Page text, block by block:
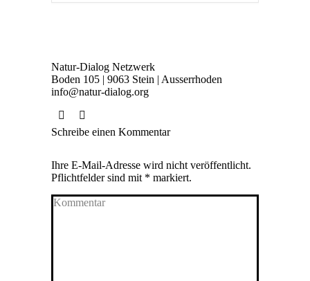
Natur-Dialog Netzwerk
Boden 105 | 9063 Stein | Ausserrhoden
info@natur-dialog.org
Finden Sie uns auf:
opens
in
new
page
opens
in
Schreibe einen Kommentar
Ihre E-Mail-Adresse wird nicht veröffentlicht.
Pflichtfelder sind mit * markiert.
Kommentar